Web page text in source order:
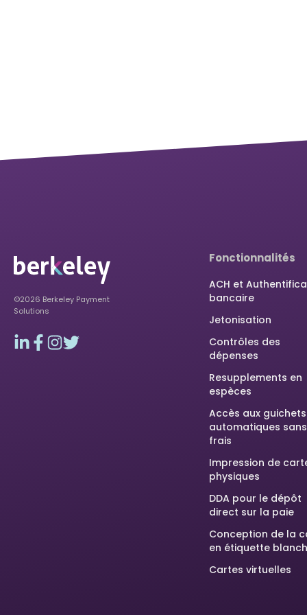
©2026 Berkeley Payment
Solutions
Fonctionnalités
ACH et
bancaire
Jetonisation
Contrôles des
dépenses
Resupplements en
espèces
Accès aux guichets
automatiques sans
frais
Impression de
physiques
DDA pour le dépôt
direct sur la paie
Conception de la
en étiquette
Cartes virtuelles